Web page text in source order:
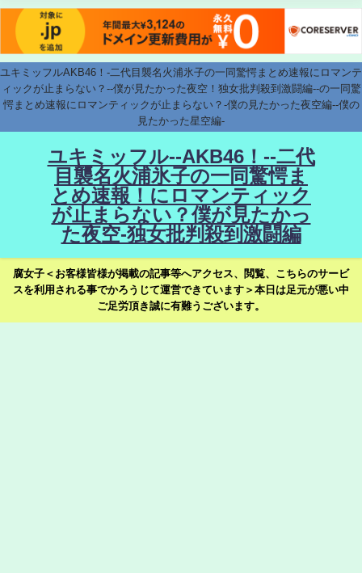
ユキミッフルAKB46！-二代目襲名火浦氷子の一同驚愕まとめ速報にロマンテ
ィックが止まらない？--僕が見たかった夜空！独女批判殺到激闘編--の一同驚
愕まとめ速報にロマンティックが止まらない？-僕の見たかった夜空編--僕の
見たかった星空編-
ユキミッフル--AKB46！--二代
目襲名火浦氷子の一同驚愕ま
とめ速報！にロマンティック
が止まらない？僕が見たかっ
た夜空-独女批判殺到激闘編
腐女子＜お客様皆様が掲載の記事等へアクセス、閲覧、こちらのサービ
スを利用される事でかろうじて運営できています＞本日は足元が悪い中
ご足労頂き誠に有難うございます。